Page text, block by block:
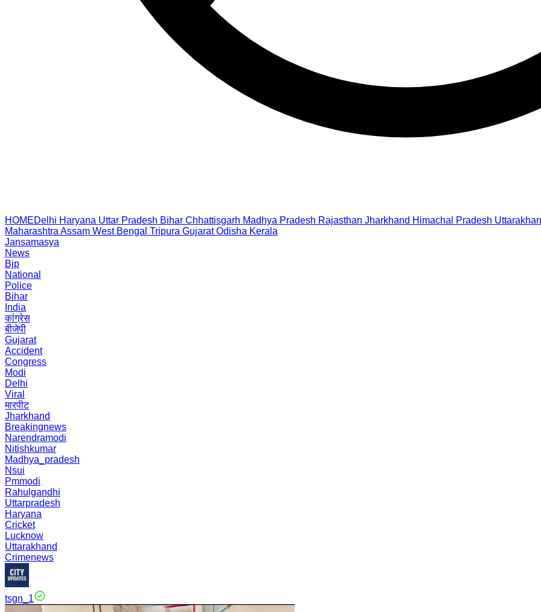
HOMEDelhi Haryana Uttar Pradesh Bihar Chhattisgarh Madhya Pradesh Rajasthan Jharkhand Himachal Pradesh
Maharashtra Assam West Bengal Tripura Gujarat Odisha Kerala
Jansamasya
News
Bjp
National
Police
Bihar
India
कांग्रेस
बीजेपी
Gujarat
Accident
Congress
Modi
Delhi
Viral
मारपीट
Jharkhand
Breakingnews
Narendramodi
Nitishkumar
Madhya_pradesh
Nsui
Pmmodi
Rahulgandhi
Uttarpradesh
Haryana
Cricket
Lucknow
Uttarakhand
Crimenews
tsgn_1